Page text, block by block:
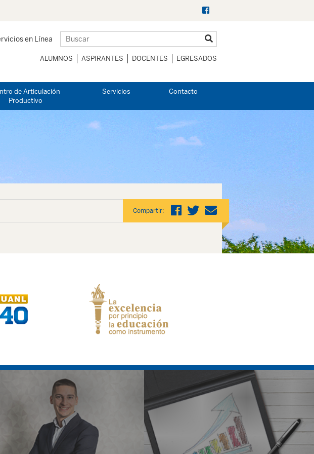
en Línea
ALUMNOS ASPIRANTES DOCENTES EGRESADOS
de Articulación
Productivo
Servicios Contacto
Compartir: